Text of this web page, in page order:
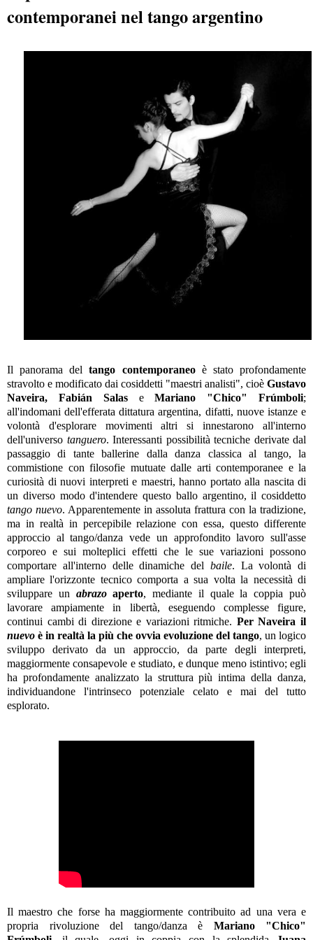
contemporanei nel tango argentino
Il panorama deltango contemporaneoè stato profondamente
stravolto e modificato dai cosiddetti "maestri analisti", cioè Gustavo
Naveira, Fabián Salas eMariano "Chico" Frúmboli;
all'indomani dell'efferata dittatura argentina, difatti, nuove istanze e
volontà d'esplorare movimenti altri si innestarono all'interno
dell'universo tanguero. Interessanti possibilità tecniche derivate dal
passaggio di tante ballerine dalla danza classica al tango, la
commistione con filosofie mutuate dalle arti contemporanee e la
curiosità di nuovi interpreti e maestri, hanno portato alla nascita di
un diverso modo d'intendere questo ballo argentino, il cosiddetto
tango nuevo. Apparentemente in assoluta frattura con la tradizione,
ma in realtà in percepibile relazione con essa, questo differente
approccio al tango/danza vede un approfondito lavoro sull'asse
corporeo e sui molteplici effetti che le sue variazioni possono
comportare all'interno delle dinamiche del baile. La volontà di
ampliare l'orizzonte tecnico comporta a sua volta la necessità di
sviluppare un abrazoaperto, mediante il quale la coppia può
lavorare ampiamente in libertà, eseguendo complesse figure,
continui cambi di direzione e variazioni ritmiche. Per Naveira il
nuevo è in realtà la più che ovvia evoluzione del tango, un logico
sviluppo derivato da un approccio, da parte degli interpreti,
maggiormente consapevole e studiato, e dunque meno istintivo; egli
ha profondamente analizzato la struttura più intima della danza,
individuandone l'intrinseco potenziale celato e mai del tutto
esplorato.
Il maestro che forse ha maggiormente contribuito ad una vera e
propria rivoluzione del tango/danza è Mariano "Chico"